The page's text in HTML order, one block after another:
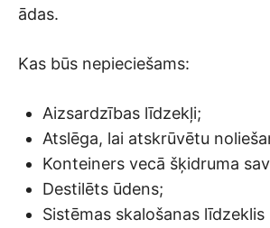
ādas.
Kas būs nepieciešams:
Aizsardzības līdzekļi;
Atslēga, lai atskrūvētu
Konteiners vecā šķidruma
Destilēts ūdens;
Sistēmas skalošanas līdzeklis